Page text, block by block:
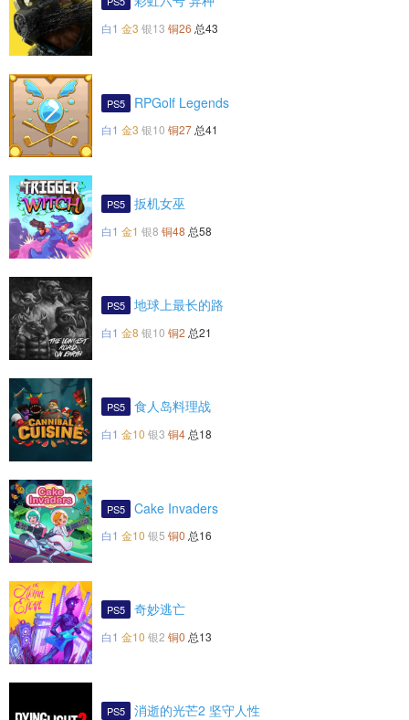
白1 金3 银13 铜26 总43
PS5 RPGolf Legends
白1 金3 银10 铜27 总41
PS5 扳机女巫
白1 金1 银8 铜48 总58
PS5 地球上最长的路
白1 金8 银10 铜2 总21
PS5 食人岛料理战
白1 金10 银3 铜4 总18
PS5 Cake Invaders
白1 金10 银5 铜0 总16
PS5 奇妙逃亡
白1 金10 银2 铜0 总13
PS5 消逝的光芒2 坚守人性